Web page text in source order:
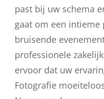
past bij uw schema
gaat om een intieme
bruisende
professionele
ervoor dat uw
Fotografie